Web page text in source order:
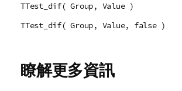
TTest_dif( Group, Value )
TTest_dif( Group, Value, false )
瞭解更多資訊